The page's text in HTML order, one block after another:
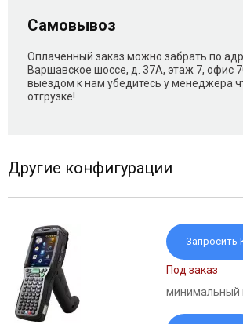
Самовывоз
Оплаченный заказ можно забрать по
Варшавское шоссе, д. 37А, этаж 7, офис
выездом к нам убедитесь у менеджера
отгрузке!
Другие конфигурации
Запросить
Под заказ
минимальный